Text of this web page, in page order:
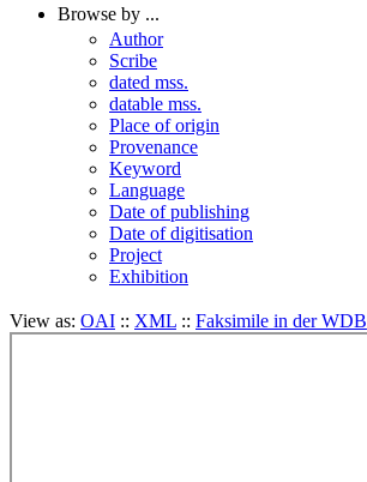
Browse by ...
Author
Scribe
dated mss.
datable mss.
Place of origin
Provenance
Keyword
Language
Date of publishing
Date of digitisation
Project
Exhibition
View as: OAI :: XML :: Faksimile in der WDB